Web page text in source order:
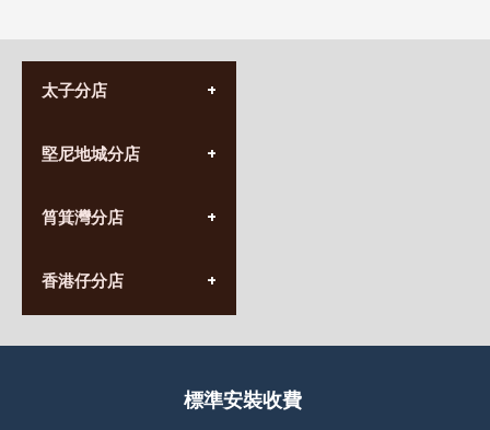
太子分店
營業時間:
九龍太子太子道西141號
堅尼地城分店
營業時間:
香港堅尼地城卑路乍街
(堅尼地城地鐵站B出口)
筲箕灣分店
營業時間:
(10:00am-20:30pm)
香港仔分店
營業時間:
香港香港仔成都道20-28號標準安裝收費